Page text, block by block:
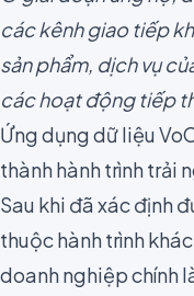
các kênh giao tiếp
sản phẩm, dịch vụ
các hoạt động tiếp
Ứng dụng dữ liệu
thành hành trình trải
Sau khi đã xác định
thuộc hành trình
doanh nghiệp chính